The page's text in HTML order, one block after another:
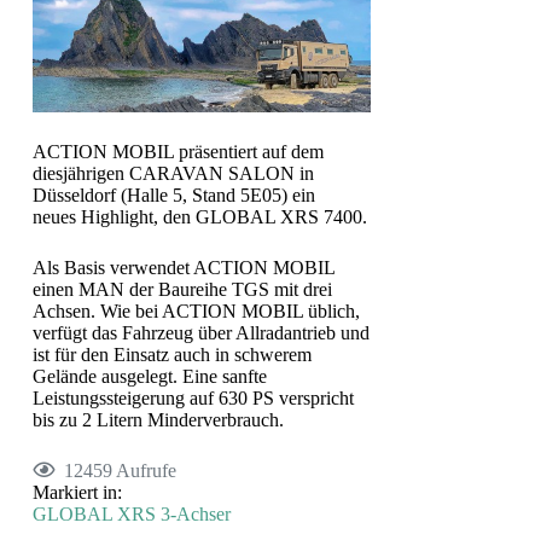
ACTION MOBIL präsentiert auf dem
diesjährigen CARAVAN SALON in
Düsseldorf (Halle 5, Stand 5E05) ein
neues Highlight, den GLOBAL XRS 7400.
Als Basis verwendet ACTION MOBIL
einen MAN der Baureihe TGS mit drei
Achsen. Wie bei ACTION MOBIL üblich,
verfügt das Fahrzeug über Allradantrieb und
ist für den Einsatz auch in schwerem
Gelände ausgelegt. Eine sanfte
Leistungssteigerung auf 630 PS verspricht
bis zu 2 Litern Minderverbrauch.
12459 Aufrufe
Markiert in:
GLOBAL XRS 3-Achser